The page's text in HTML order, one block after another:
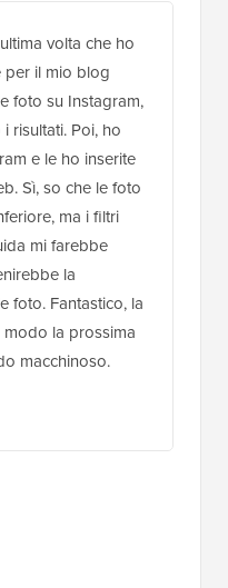
volta che ho
per il mio blog
foto su Instagram,
risultati. Poi, ho
e le ho inserite
Sì, so che le foto
ma i filtri
mi farebbe
la
foto. Fantastico, la
la prossima
macchinoso.